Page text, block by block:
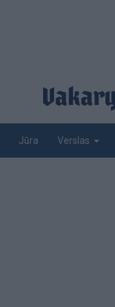
Jūra Verslas